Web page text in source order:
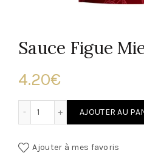
Sauce Figue
4.20€
AJOUTER AU
Ajouter à mes favoris